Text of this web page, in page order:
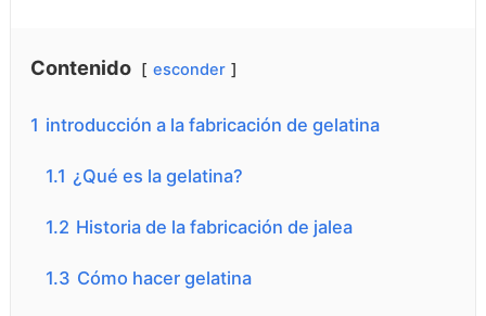
Contenido esconder
1 introducción a la fabricación de gelatina
1.1 ¿Qué es la gelatina?
1.2 Historia de la fabricación de jalea
1.3 Cómo hacer gelatina